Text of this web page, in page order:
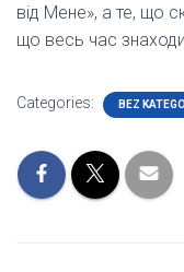
від Мене», а те, що
що весь час
Categories: BEZ